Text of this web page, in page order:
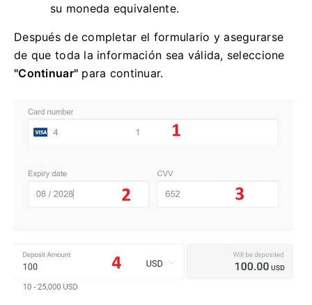
su moneda equivalente.
Después de completar el formulario y asegurarse
de que toda la información sea válida, seleccione
"Continuar" para continuar.